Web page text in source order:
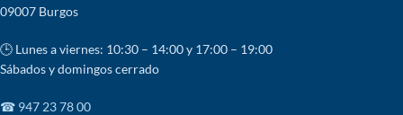
09007 Burgos
🕒 Lunes a viernes: 10:30 – 14:00 y 17:00 – 19:00
Sábados y domingos cerrado
☎ 947 23 78 00